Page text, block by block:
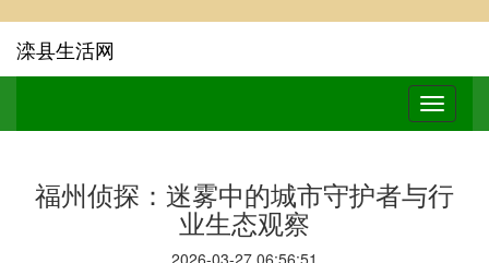
滦县生活网
福州侦探：迷雾中的城市守护者与行
业生态观察
2026-03-27 06:56:51